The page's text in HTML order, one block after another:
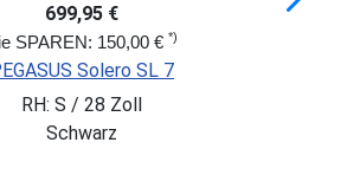
699,95 €
SPAREN: 150,00 € *)
Solero SL 7
RH: S / 28 Zoll
Schwarz